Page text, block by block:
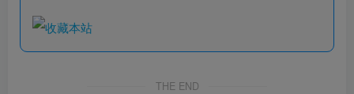
THE END